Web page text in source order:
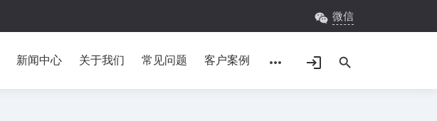
wechat 微信
新闻中心 关于我们 常见问题 客户案例 more_horiz login search